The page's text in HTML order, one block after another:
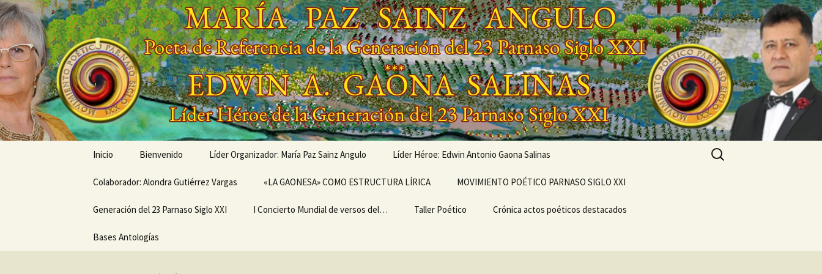
Saltar
al
contenido
'
'
Inicio Bienvenido Líder Organizador: María Paz Sainz Angulo
Conóceme a través de…
Mis Creaciones Escritura Poemarios POEMARIO «POETA
Líder Héroe: Edwin Antonio Gaona Salinas
OBRAS MUSICALIZADAS
LEGADO
Colaborador: Alondra Gutiérrez Vargas «LA GAONESA» COMO ESTRUCTURA LÍRICA MOVIMIENTO POÉTICO PARNASO SIGLO XXI
EL ULTRABARDISMO
Generación del 23 Parnaso Siglo XXI
MEMORIAS EN LA SENDA
DEL PARNASO –
I Concierto Mundial de versos del… Taller Poético Crónica actos poéticos destacados
Bases Antologías
Buscar: